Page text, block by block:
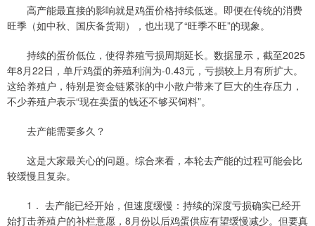
高产能最直接的影响就是鸡蛋价格持续低迷。即便在传统的消费
旺季（如中秋、国庆备货期），也出现了“旺季不旺”的现象。
持续的蛋价低位，使得养殖亏损周期延长。数据显示，截至2025
年8月22日，单斤鸡蛋的养殖利润为-0.43元，亏损较上月有所扩大。
这给养殖户，特别是资金链紧张的中小散户带来了巨大的生存压力，
不少养殖户表示“现在卖蛋的钱还不够买饲料”。
去产能需要多久？
这是大家最关心的问题。综合来看，本轮去产能的过程可能会比
较缓慢且复杂。
1． 去产能已经开始，但速度缓慢：持续的深度亏损确实已经开
始打击养殖户的补栏意愿，8月份以后鸡蛋供应有望缓慢减少。但要真